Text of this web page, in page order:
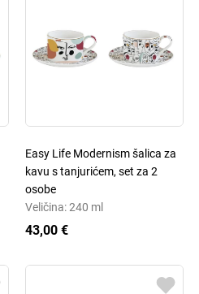
Easy Life Modernism šalica za
kavu s tanjurićem, set za 2
osobe
Veličina: 240 ml
43,00 €